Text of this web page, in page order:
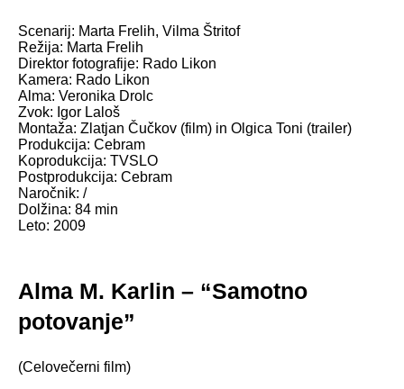
Scenarij: Marta Frelih, Vilma Štritof
Režija: Marta Frelih
Direktor fotografije: Rado Likon
Kamera: Rado Likon
Alma: Veronika Drolc
Zvok: Igor Laloš
Montaža: Zlatjan Čučkov (film) in Olgica Toni (trailer)
Produkcija: Cebram
Koprodukcija: TVSLO
Postprodukcija: Cebram
Naročnik: /
Dolžina: 84 min
Leto: 2009
Alma M. Karlin – “Samotno
potovanje”
(Celovečerni film)